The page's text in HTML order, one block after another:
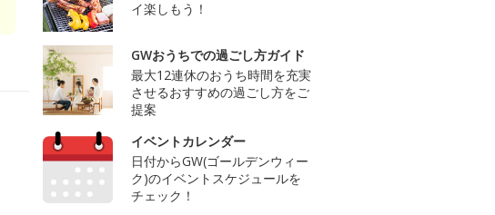
イ楽しもう！
GWおうちでの過ごし方ガイド
最大12連休のおうち時間を充実
させるおすすめの過ごし方をご
提案
イベントカレンダー
日付からGW(ゴールデンウィー
ク)のイベントスケジュールを
チェック！